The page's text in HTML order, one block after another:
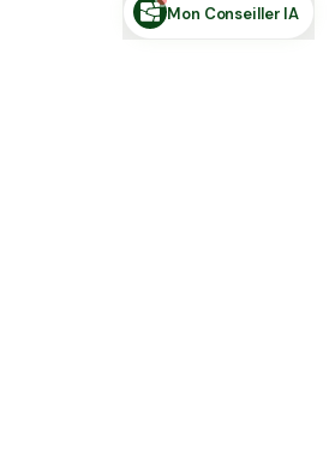
Mon Conseiller IA